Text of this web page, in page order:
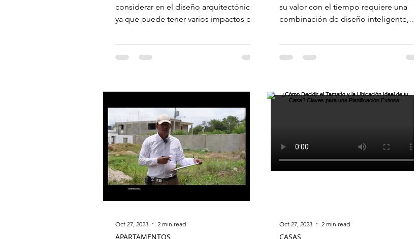
considerar en el diseño arquitectónico,
ya que puede tener varios impactos en
su valor con el tiempo requiere una
combinación de diseño inteligente,
APARTAMENTOS
Oct 27, 2023 2 min read
CASAS
Oct 27, 2023 2 min read